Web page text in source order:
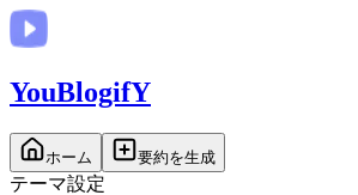
YouBlogifY
ホーム 要約を生成
テーマ設定